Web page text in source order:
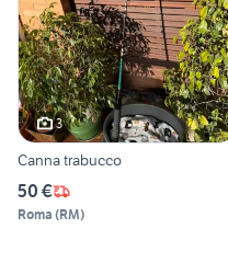
3
Canna trabucco
50 €
Roma (RM)